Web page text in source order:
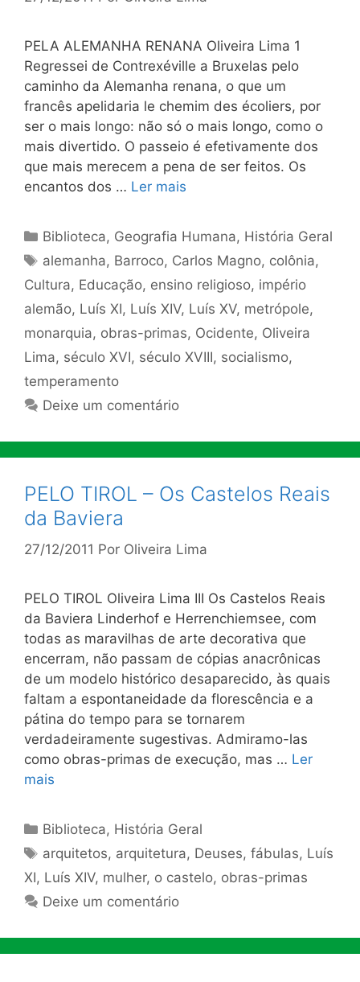
PELA ALEMANHA RENANA Oliveira Lima 1
Regressei de Contrexéville a Bruxelas pelo
caminho da Alemanha renana, o que um
francês apelidaria le chemim des écoliers, por
ser o mais longo: não só o mais longo, como o
mais divertido. O passeio é efetivamente dos
que mais merecem a pena de ser feitos. Os
encantos dos … Ler mais
Categorias
Biblioteca, Geografia Humana, História Geral
Tags
alemanha, Barroco, Carlos Magno, colônia,
Cultura, Educação, ensino religioso, império
alemão, Luís XI, Luís XIV, Luís XV, metrópole,
monarquia, obras-primas, Ocidente, Oliveira
Lima, século XVI, século XVIII, socialismo,
temperamento
Deixe um comentário
PELO TIROL – Os Castelos Reais
da Baviera
27/12/2011 Por Oliveira Lima
PELO TIROL Oliveira Lima III Os Castelos Reais
da Baviera Linderhof e Herrenchiemsee, com
todas as maravilhas de arte decorativa que
encerram, não passam de cópias anacrônicas
de um modelo histórico desaparecido, às quais
faltam a espontaneidade da florescência e a
pátina do tempo para se tornarem
verdadeiramente sugestivas. Admiramo-las
como obras-primas de execução, mas … Ler
mais
Categorias
Biblioteca, História Geral
Tags
arquitetos, arquitetura, Deuses,fábulas, Luís
XI, Luís XIV, mulher, o castelo, obras-primas
Deixe um comentário